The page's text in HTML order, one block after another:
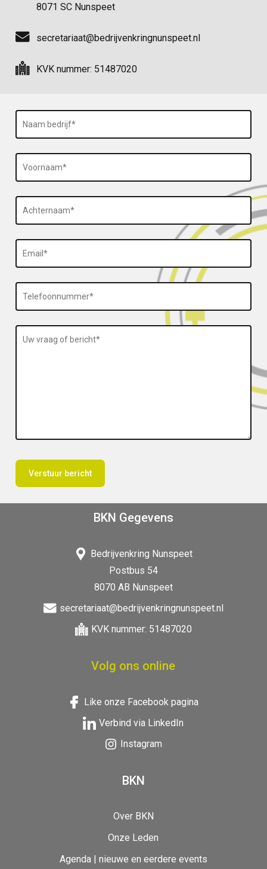
8071 SC Nunspeet
secretariaat@bedrijvenkringnunspeet.nl
KVK nummer: 51487020
BKN Gegevens
Bedrijvenkring Nunspeet
Postbus 54
8070 AB Nunspeet
secretariaat@bedrijvenkringnunspeet.nl
KVK nummer: 51487020
Volg ons online
Like onze Facebook pagina
Verbind via LinkedIn
Instagram
BKN
Over BKN
Onze Leden
Agenda | nieuwe en eerdere events